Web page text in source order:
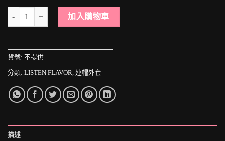
＊MINI PUNK LOLO＊日本原宿街頭-夢幻可愛繽紛馬卡龍十字愛心
加入購物車
貨號: 不提供
分類: LISTEN FLAVOR 連帽外套
描述